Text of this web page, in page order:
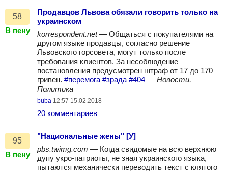
58
В пену
Продавцов Львова обязали говорить только на
украинском
korrespondent.net— Общаться с покупателями на
другом языке продавцы, согласно решение
Львовского горсовета, могут только после
требования клиентов. За несоблюдение
постановления предусмотрен штраф от 17 до 170
гривен. #перемога #зрада #404 — Новости,
Политика
buba 12:57 15.02.2018
20 комментариев
95
В пену
"Национальные жены" [У]
pbs.twimg.com — Когда свидомые на всю верхнюю
дупу укро-патриоты, не зная украинского языка,
пытаются механически переводить текст с клятого